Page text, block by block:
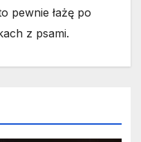
pewnie łażę po
z psami.